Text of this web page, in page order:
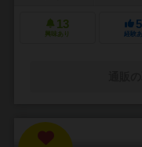
13
興味あり 経験あ